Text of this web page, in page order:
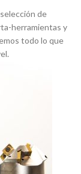
de
herramientas y
todo lo que